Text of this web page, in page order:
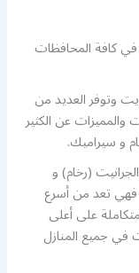
كافة المحافظات
وتوفر العديد من
والمميزات عن الكثير
و سيراميك.
(رخام) و
فهي تعد من أسرع
على أعلى
في جميع المنازل